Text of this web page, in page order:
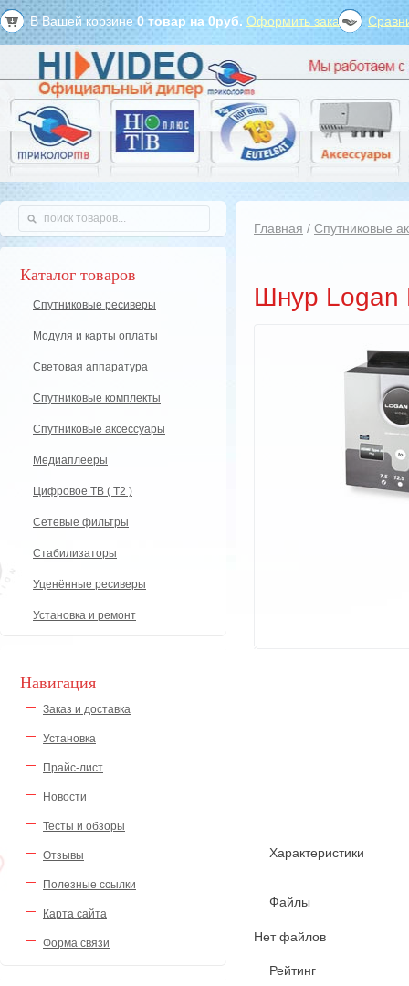
В Вашей корзине 0 товар на 0руб. Оформить заказ?
Каталог товаров
Спутниковые ресиверы
Модуля и карты оплаты
Световая аппаратура
Спутниковые комплекты
Спутниковые аксессуары
Медиаплееры
Цифровое ТВ ( Т2 )
Сетевые фильтры
Стабилизаторы
Уценённые ресиверы
Установка и ремонт
Навигация
Заказ и доставка
Установка
Прайс-лист
Новости
Тесты и обзоры
Отзывы
Полезные ссылки
Карта сайта
Форма связи
Главная / Спутниковые
Шнур Logan
Характеристики
Файлы
Нет файлов
Рейтинг